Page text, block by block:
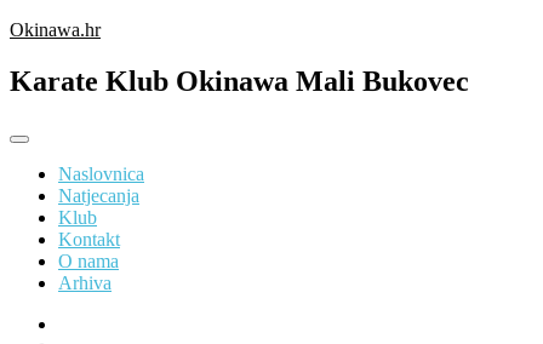
Preskoči
sadržaj
Okinawa.hr
Karate Klub Okinawa Mali Bukovec
Naslovnica
Natjecanja
Klub
Kontakt
O nama
Arhiva